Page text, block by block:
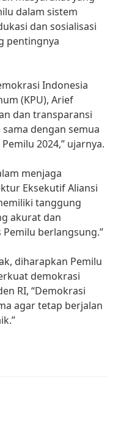
dalam sistem
dan sosialisasi
pentingnya
Indonesia
(KPU), Arief
dan transparansi
dengan semua
2024,” ujarnya.
menjaga
Eksekutif Aliansi
tanggung
akurat dan
berlangsung.”
diharapkan Pemilu
demokrasi
RI, “Demokrasi
agar tetap berjalan